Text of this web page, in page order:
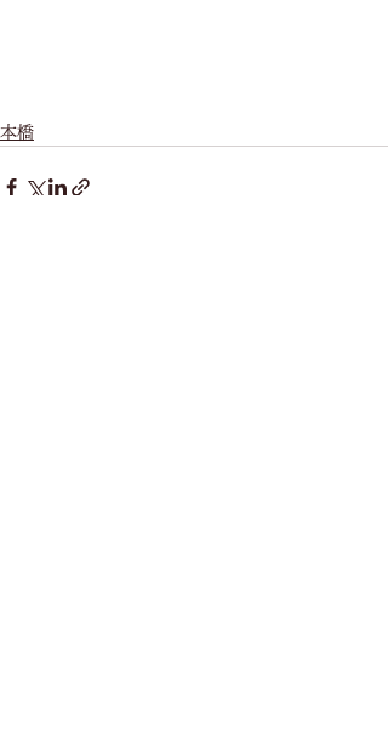
本橋